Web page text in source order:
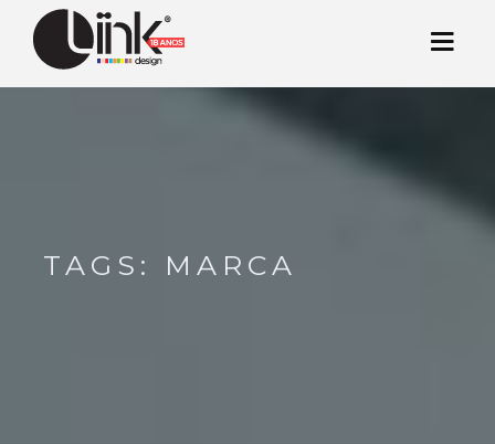
TAGS: MARCA